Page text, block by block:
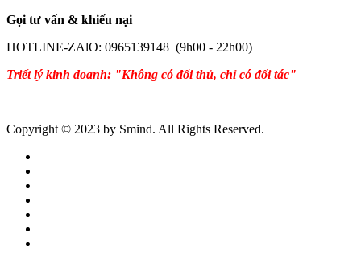
Gọi tư vấn & khiếu nại
HOTLINE-ZAlO: 0965139148 (9h00 - 22h00)
Triết lý kinh doanh: "Không có đối thủ, chỉ có đối tác"
Copyright © 2023 by Smind. All Rights Reserved.